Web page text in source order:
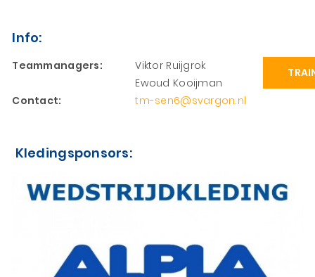
Info:
Teammanagers:
Viktor Ruijgrok
Ewoud Kooijman
Contact:
tm-sen6@svargon.nl
Kledingsponsors: